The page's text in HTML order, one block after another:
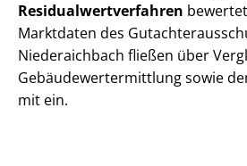
Re­si­du­al­wert­ver­fah­ren
Marktdaten des
Niederaichbach fließen über
Ge­bäu­de­wert­ermitt­lung sowie
mit ein.